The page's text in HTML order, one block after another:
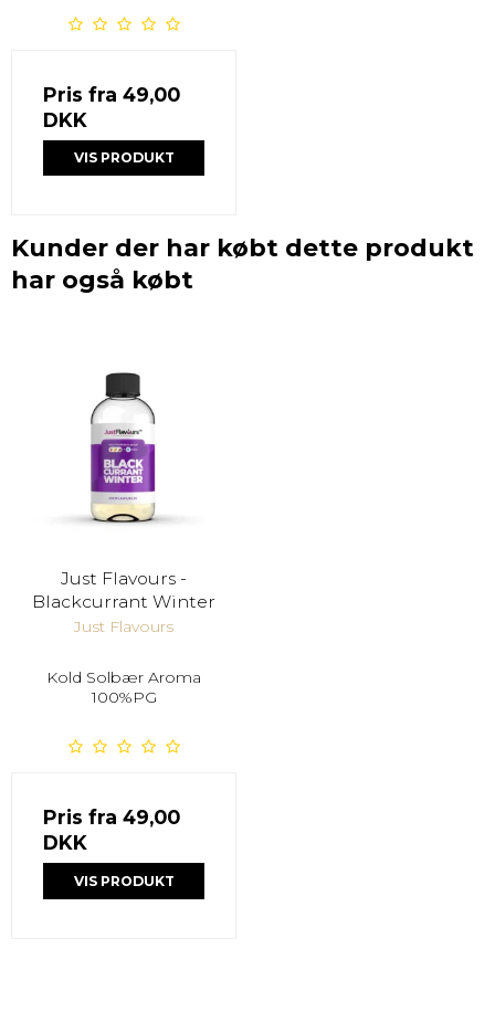
Pris fra 49,00
DKK
VIS PRODUKT
Kunder der har købt dette produkt
har også købt
Just Flavours -
Blackcurrant Winter
Just Flavours
Kold Solbær Aroma
100%PG
Pris fra 49,00
DKK
VIS PRODUKT